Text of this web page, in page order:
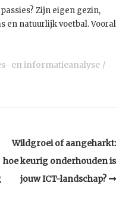
Zijn eigen gezin,
en natuurlijk voetbal. Vooral
en informatieanalyse
Wildgroei of aangeharkt:
hoe keurig onderhouden is
jouw ICT-landschap?